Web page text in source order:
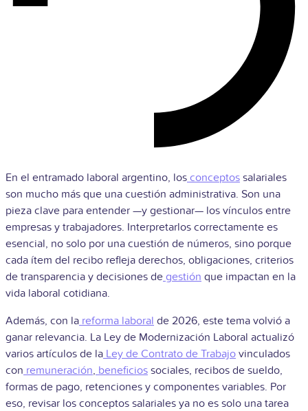
En el entramado laboral argentino, los conceptos salariales
son mucho más que una cuestión administrativa. Son una
pieza clave para entender —y gestionar— los vínculos entre
empresas y trabajadores. Interpretarlos correctamente es
esencial, no solo por una cuestión de números, sino porque
cada ítem del recibo refleja derechos, obligaciones, criterios
de transparencia y decisiones de gestión que impactan en la
vida laboral cotidiana.
Además, con la reforma laboral de 2026, este tema volvió a
ganar relevancia. La Ley de Modernización Laboral actualizó
varios artículos de la Ley de Contrato de Trabajo vinculados
con remuneración, beneficios sociales, recibos de sueldo,
formas de pago, retenciones y componentes variables. Por
eso, revisar los conceptos salariales ya no es solo una tarea